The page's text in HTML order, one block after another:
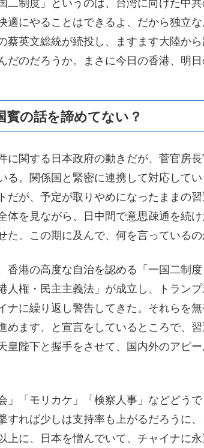
適にやることはできるよ、だから独立
蔡英文総統が続投し、ますます大陸か
だのだろうか。まさに今日の香港、明日
賓の話を諦めてない？
に関する日本政府の動きだが、菅官房
る。関係国と緊密に連携して対応して
だが、予定が取りやめになったままの
体を見ながら、日中間で意思疎通を続
た。この期に及んで、何を言っている
香港の高度な自治を認める「一国二制
人権・民主主義法」が成立し、トラン
ナに繰り返し警告してきた。それらを
めます、と宣言をしているところで、
皇陛下と握手をさせて、国内外のアピ
」「モリカケ」「検察人事」などどう
すれば少しは支持率も上がるだろうに
上に、日本を憎んでいて、チャイナに